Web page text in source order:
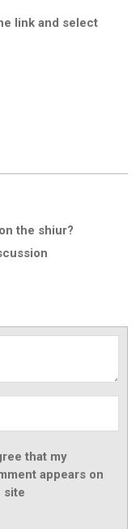
link and select
the shiur?
that my
appears on
site